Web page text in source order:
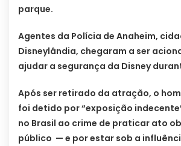
parque.
Agentes da Polícia de Anaheim,
Disneylândia, chegaram a ser
ajudar a segurança da Disney
Após ser retirado da atração, o
foi detido por “exposição
no Brasil ao crime de praticar ato
público — e por estar sob a